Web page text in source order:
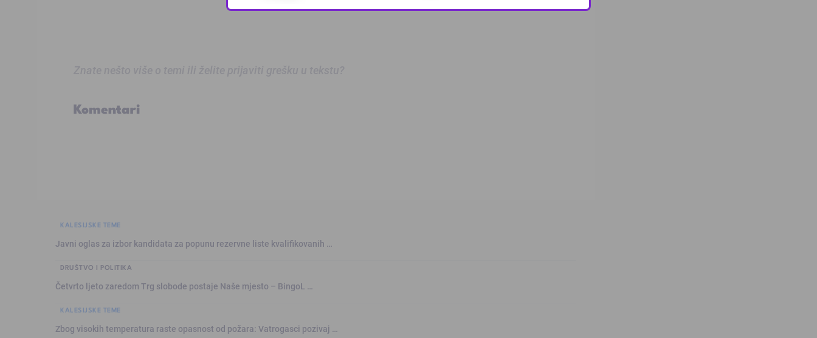
Komentari
KALESIJSKE TEME
Javni oglas za izbor kandidata za popunu rezervne liste kvalifikovanih …
DRUŠTVO I POLITIKA
Četvrto ljeto zaredom Trg slobode postaje Naše mjesto – BingoL …
KALESIJSKE TEME
Zbog visokih temperatura raste opasnost od požara: Vatrogasci pozivaj …